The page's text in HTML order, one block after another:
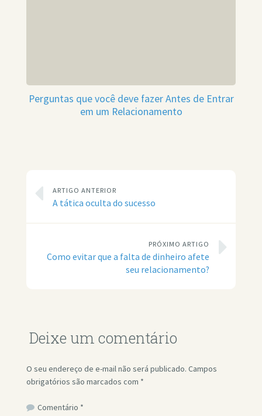
Perguntas que você deve fazer Antes de Entrar
em um Relacionamento
ARTIGO ANTERIOR
A tática oculta do sucesso
PRÓXIMO ARTIGO
Como evitar que a falta de dinheiro afete
seu relacionamento?
Deixe um comentário
O seu endereço de e-mail não será publicado. Campos
obrigatórios são marcados com *
Comentário *